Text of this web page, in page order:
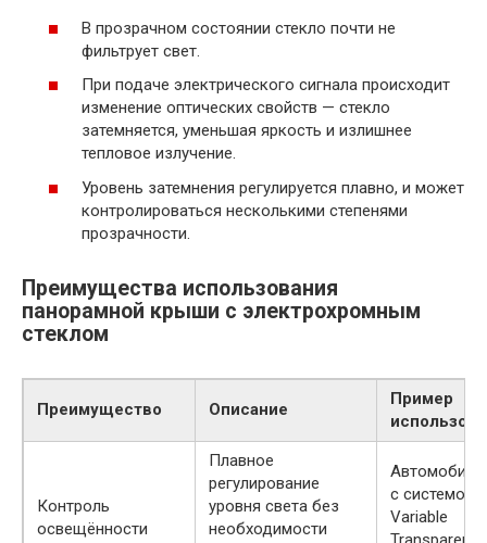
В прозрачном состоянии стекло почти не
фильтрует свет.
При подаче электрического сигнала происходит
изменение оптических свойств — стекло
затемняется, уменьшая яркость и излишнее
тепловое излучение.
Уровень затемнения регулируется плавно, и может
контролироваться несколькими степенями
прозрачности.
Преимущества использования
панорамной крыши с электрохромным
стеклом
Преимущество Описание
Пример
Контроль
освещённости
Плавное
регулирование
уровня света без
необходимости
Автомобиль
с системой
Variable